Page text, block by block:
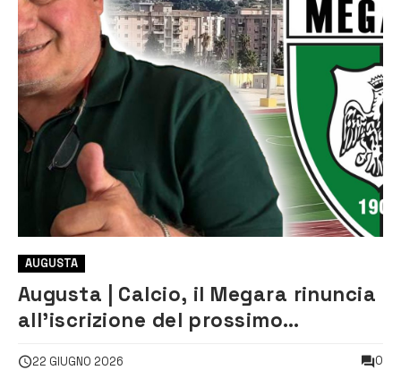
AUGUSTA
Augusta | Calcio, il Megara rinuncia
all’iscrizione del prossimo
22 GIUGNO 2026 0